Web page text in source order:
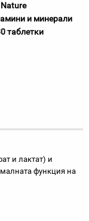
и минерали
таблетки
и лактат) и
функция на